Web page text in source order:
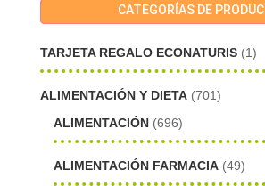
CATEGORÍAS DE
TARJETA REGALO ECONATURIS (1)
ALIMENTACIÓN Y DIETA (701)
ALIMENTACIÓN (696)
ALIMENTACIÓN FARMACIA (49)